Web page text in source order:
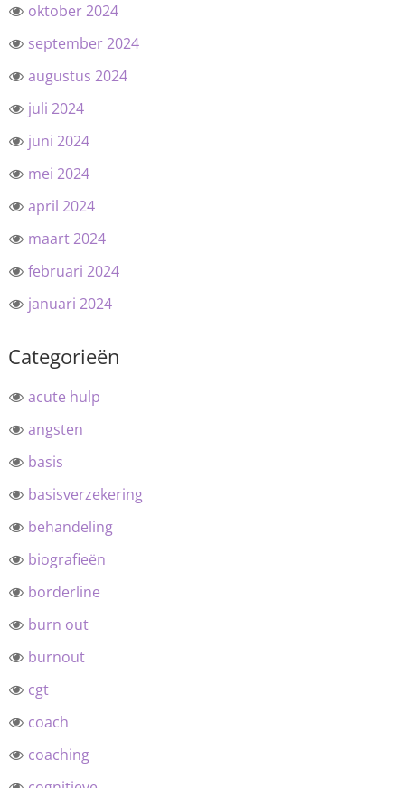
oktober 2024
september 2024
augustus 2024
juli 2024
juni 2024
mei 2024
april 2024
maart 2024
februari 2024
januari 2024
Categorieën
acute hulp
angsten
basis
basisverzekering
behandeling
biografieën
borderline
burn out
burnout
cgt
coach
coaching